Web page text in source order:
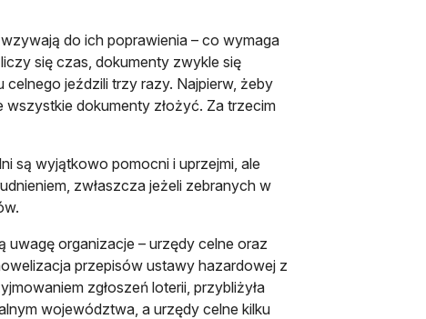
do ich poprawienia – co wymaga
się czas, dokumenty zwykle się
jeździli trzy razy. Najpierw, żeby
dokumenty złożyć. Za trzecim
są wyjątkowo pomocni i uprzejmi, ale
zwłaszcza jeżeli zebranych w
uwagę organizacje – urzędy celne oraz
przepisów ustawy hazardowej z
zgłoszeń loterii, przybliżyła
województwa, a urzędy celne kilku